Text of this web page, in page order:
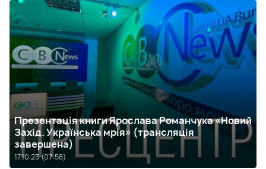
Презентація книги Ярослава Романчука «Новий
Захід. Українська мрія» (трансляція
завершена)
17.10.23 (07:58)